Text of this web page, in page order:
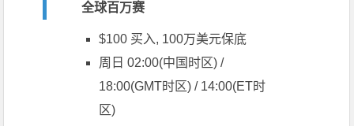
全球百万赛
$100 买入, 100万美元保底
周日 02:00(中国时区) /
18:00(GMT时区) / 14:00(ET时
区)